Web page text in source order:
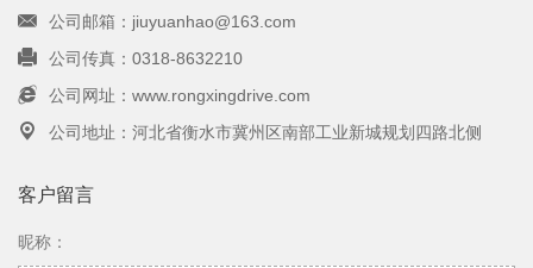
公司邮箱：jiuyuanhao@163.com
公司传真：0318-8632210
公司网址：www.rongxingdrive.com
公司地址：河北省衡水市冀州区南部工业新城规划四路北侧
客户留言
昵称：